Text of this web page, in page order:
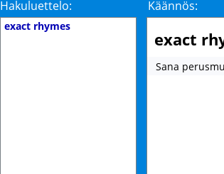
Hakuluettelo: Käännös:
exact rhymes
exact
Sana